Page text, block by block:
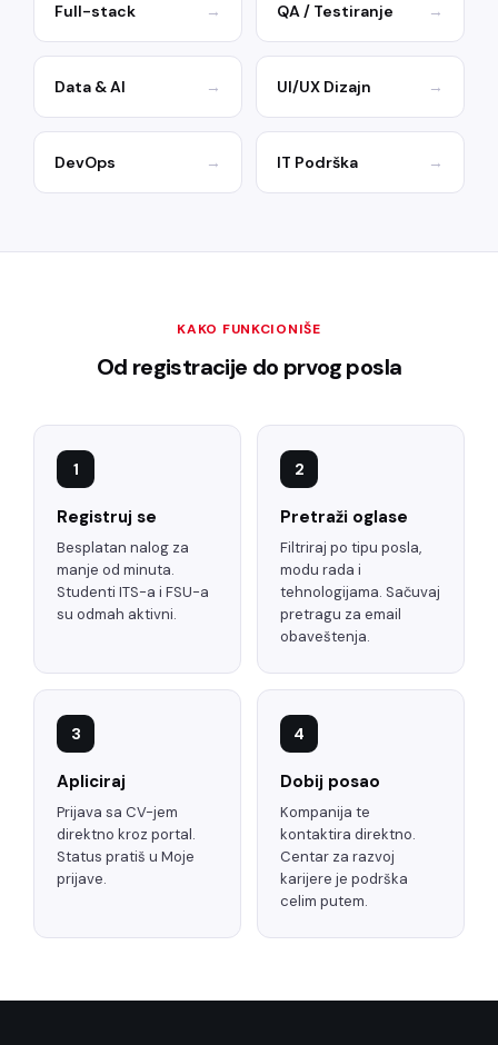
Full-stack → QA / Testiranje →
Data & AI → UI/UX Dizajn →
DevOps → IT Podrška →
KAKO FUNKCIONIŠE
Od registracije do prvog posla
1
Registruj se
Besplatan nalog za
manje od minuta.
Studenti ITS-a i FSU-a
su odmah aktivni.
2
Pretraži oglase
Filtriraj po tipu posla,
modu rada i
tehnologijama. Sačuvaj
pretragu za email
obaveštenja.
3
Apliciraj
Prijava sa CV-jem
direktno kroz portal.
Status pratiš u Moje
prijave.
4
Dobij posao
Kompanija te
kontaktira direktno.
Centar za razvoj
karijere je podrška
celim putem.